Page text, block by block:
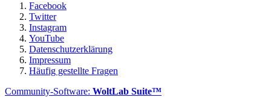
Facebook
Twitter
Instagram
YouTube
Datenschutzerklärung
Impressum
Häufig gestellte Fragen
Community-Software: WoltLab Suite™